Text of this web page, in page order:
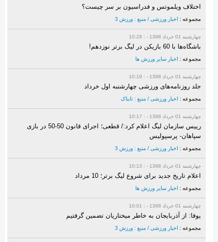
اختلاف ویلموتس و فدراسیون بر سر چیست؟
مجموعه : اخبار ورزشی / منبع : ورزش 3
چهارشنبه 01 خرداد 1398 - : 10:29
باشگاه‌ها با 60 بازیکن در لیگ برتر نوزدهم!
مجموعه : اخبار سایر ورزش ها
چهارشنبه 01 خرداد 1398 - : 10:19
جلد روزنامه‌های ورزشی چهارشنبه اول خرداد
مجموعه : اخبار ورزشی / منبع : تابناک
چهارشنبه 01 خرداد 1398 - : 10:17
رییس سازمان لیگ اعلام کرد:/ قطعی؛ اجرای قانون 50-50 در بازی
سپاهان- پرسپولیس
مجموعه : اخبار ورزشی / منبع : ورزش 3
چهارشنبه 01 خرداد 1398 - : 10:13
اعلام تاریخ جدید برای شروع لیگ برتر؛ 10 مرداد
مجموعه : اخبار سایر ورزش ها
چهارشنبه 01 خرداد 1398 - : 10:01
یوفا: از آذربایجان به خاطر میختاریان تضمین گرفتیم
مجموعه : اخبار ورزشی / منبع : ورزش 3